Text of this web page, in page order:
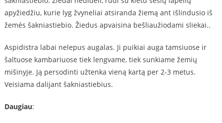
apyžiedžiu, kurie lyg žvyneliai atsiranda žiemą ant išlindusio iš
žemės šakniastiebio. Žiedus apvaisina bešliaužiodami sliekai..
Aspidistra labai nelepus augalas. Ji puikiai auga tamsiuose ir
šaltuose kambariuose tiek lengvame, tiek sunkiame žemių
mišinyje. Ją persodinti užtenka vieną kartą per 2-3 metus.
Veisiama dalijant šakniastiebius.
Daugiau: